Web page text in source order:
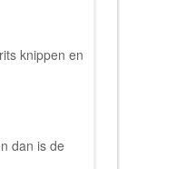
knippen en
dan is de